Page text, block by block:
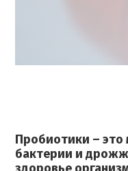
Пробиотики – это
бактерии и